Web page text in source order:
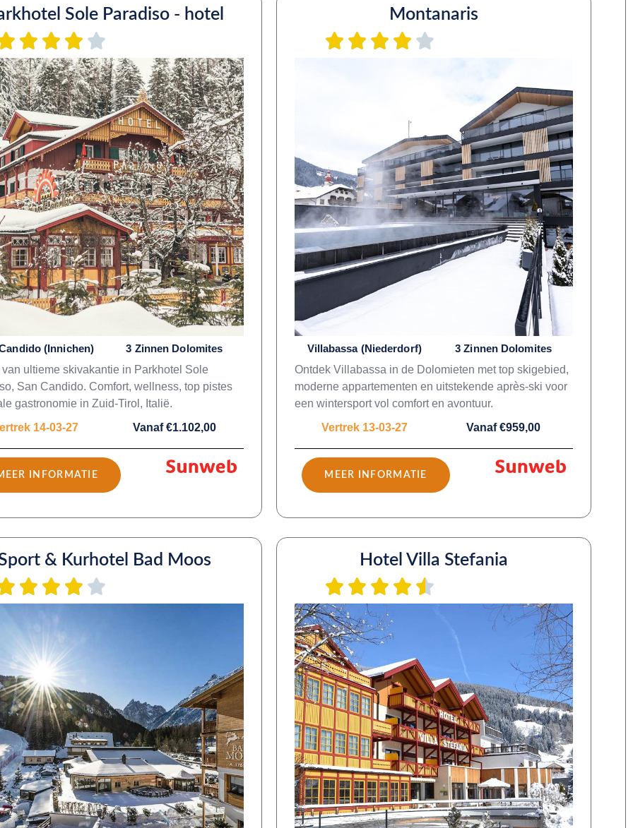
Sole Paradiso - hotel
(Innichen)
3 Zinnen Dolomites
ultieme skivakantie in Parkhotel Sole
San Candido. Comfort, wellness, top pistes
gastronomie in Zuid-Tirol, Italië.
14-03-27
Vanaf €1.102,00
INFORMATIE
Montanaris
Villabassa (Niederdorf)
3 Zinnen Dolomites
Ontdek Villabassa in de Dolomieten met top skigebied,
moderne appartementen en uitstekende après-ski voor
een wintersport vol comfort en avontuur.
Vertrek 13-03-27
Vanaf €959,00
MEER INFORMATIE
& Kurhotel Bad Moos Hotel Villa Stefania